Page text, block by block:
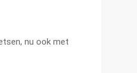
nu ook met